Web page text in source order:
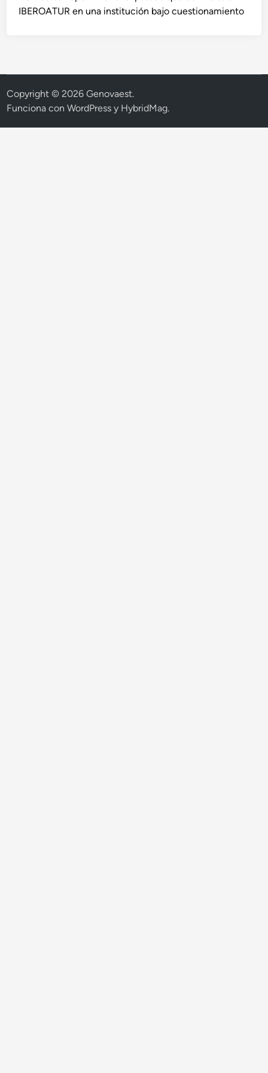
IBEROATUR en una institución bajo cuestionamiento
Copyright © 2026Genovaest.
Funciona conWordPress y HybridMag.